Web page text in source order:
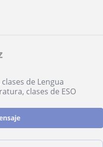
de Lengua
clases de ESO